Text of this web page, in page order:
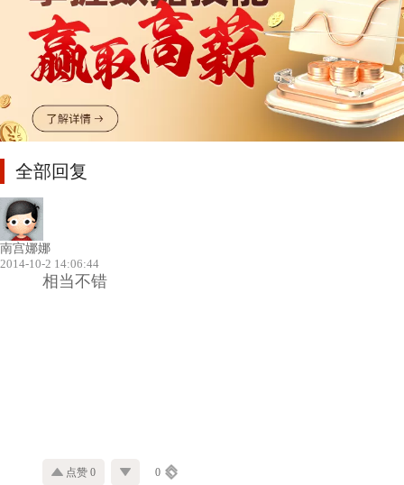
全部回复
南宫娜娜
2014-10-2 14:06:44
相当不错
点赞 0 0